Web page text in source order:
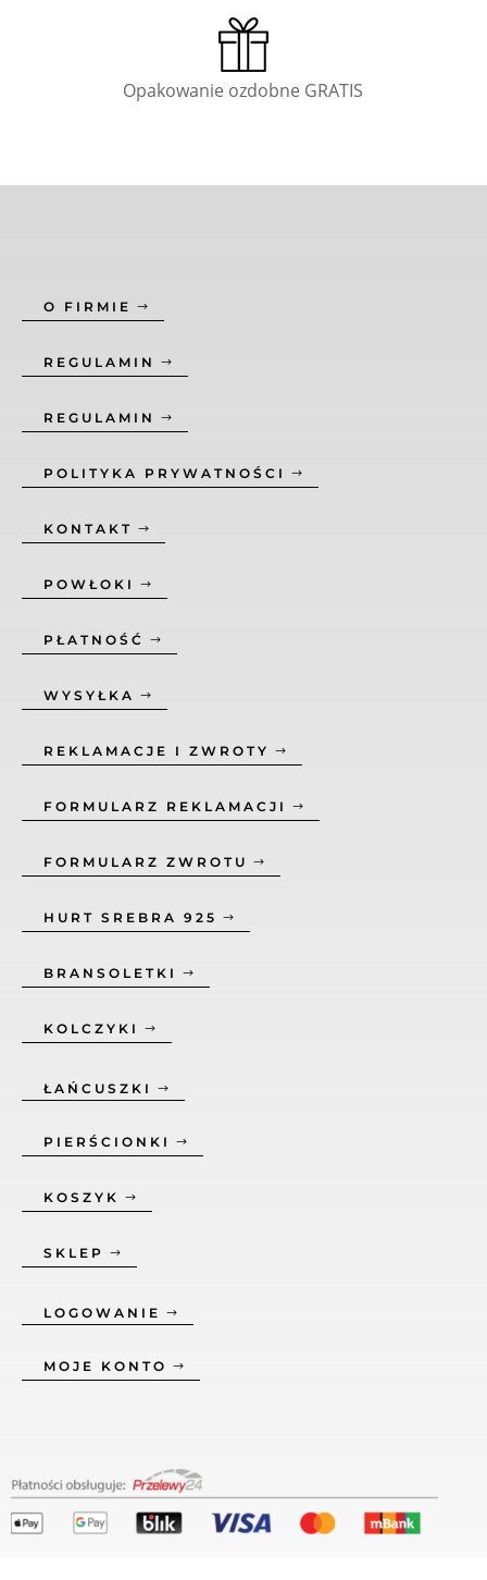
Opakowanie ozdobne GRATIS
O FIRMIE
REGULAMIN
REGULAMIN
POLITYKA PRYWATNOŚCI
KONTAKT
POWŁOKI
PŁATNOŚĆ
WYSYŁKA
REKLAMACJE I ZWROTY
FORMULARZ REKLAMACJI
FORMULARZ ZWROTU
HURT SREBRA 925
BRANSOLETKI
KOLCZYKI
ŁAŃCUSZKI
PIERŚCIONKI
KOSZYK
SKLEP
LOGOWANIE
MOJE KONTO